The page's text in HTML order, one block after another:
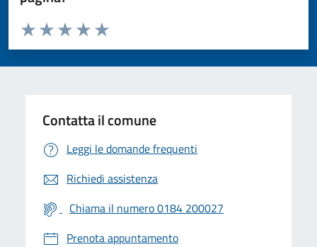
Valuta da 1 a 5 stelle la pagina
Valuta 5 stelle su 5
Valuta 4 stelle su 5
Valuta 3 stelle su 5
Valuta 2 stelle su 5
Valuta 1 stelle su 5
Contatta il comune
Leggi le domande frequenti
Richiedi assistenza
Chiama il numero 0184 200027
Prenota appuntamento